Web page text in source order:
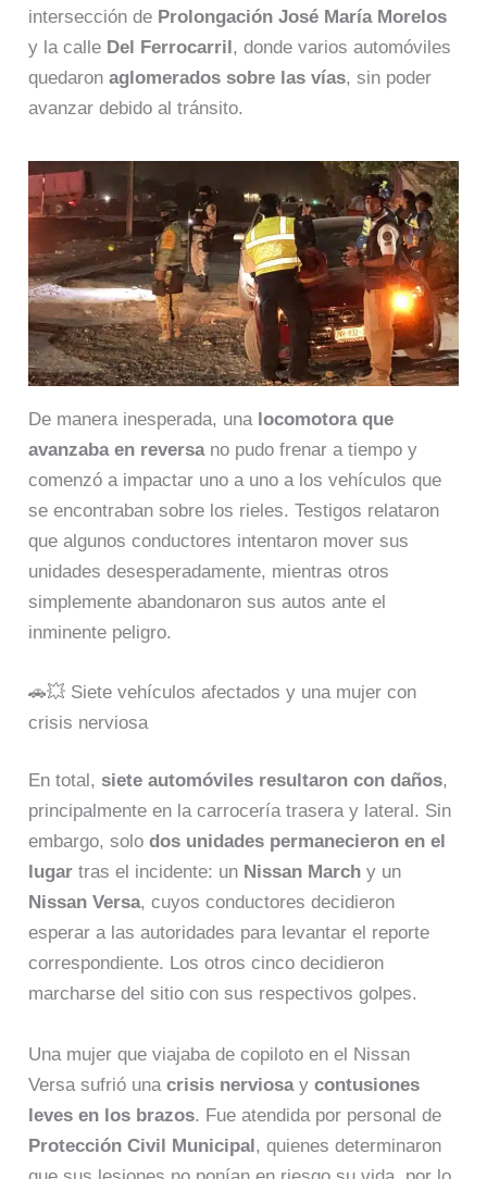
intersección de Prolongación José María Morelos
y la calle Del Ferrocarril , donde varios automóviles
quedaronaglomerados sobre las vías, sin poder
avanzar debido al tránsito.
De manera inesperada, una locomotora que
avanzaba en reversano pudo frenar a tiempo y
comenzó a impactar uno a uno a los vehículos que
se encontraban sobre los rieles. Testigos relataron
que algunos conductores intentaron mover sus
unidades desesperadamente, mientras otros
simplemente abandonaron sus autos ante el
inminente peligro.
🚗💥 Siete vehículos afectados y una mujer con
crisis nerviosa
En total,siete automóviles resultaron con daños,
principalmente en la carrocería trasera y lateral. Sin
embargo, solodos unidades permanecieron en el
lugar tras el incidente: un Nissan March y un
Nissan Versa, cuyos conductores decidieron
esperar a las autoridades para levantar el reporte
correspondiente. Los otros cinco decidieron
marcharse del sitio con sus respectivos golpes.
Una mujer que viajaba de copiloto en el Nissan
Versa sufrió unacrisis nerviosaycontusiones
leves en los brazos. Fue atendida por personal de
Protección Civil Municipal, quienes determinaron